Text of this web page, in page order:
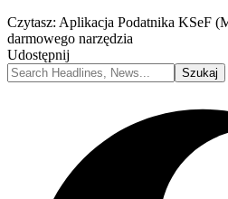
Czytasz: Aplikacja Podatnika KSeF
darmowego narzędzia
Udostępnij